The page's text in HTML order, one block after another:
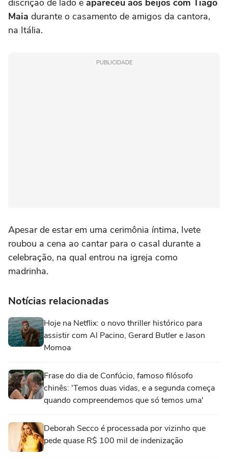
Maia durante o casamento de amigos da cantora,
na Itália.
PUBLICIDADE
Apesar de estar em uma cerimônia íntima, Ivete
roubou a cena ao cantar para o casal durante a
celebração, na qual entrou na igreja como
madrinha.
Notícias relacionadas
Hoje na Netflix: o novo thriller histórico para
assistir com Al Pacino, Gerard Butler e Jason
Momoa
Frase do dia de Confúcio, famoso filósofo
chinês: 'Temos duas vidas, e a segunda começa
quando compreendemos que só temos uma'
Deborah Secco é processada por vizinho que
pede quase R$ 100 mil de indenização